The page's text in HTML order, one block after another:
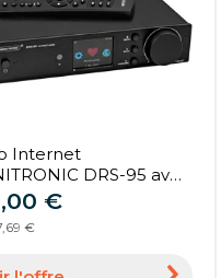
Internet
DRS-95 avec
et Bluetooth -
simple CD/DVD et
€
€